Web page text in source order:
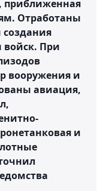
приближенная
Отработаны
создания
войск. При
вооружения и
авиация,
и